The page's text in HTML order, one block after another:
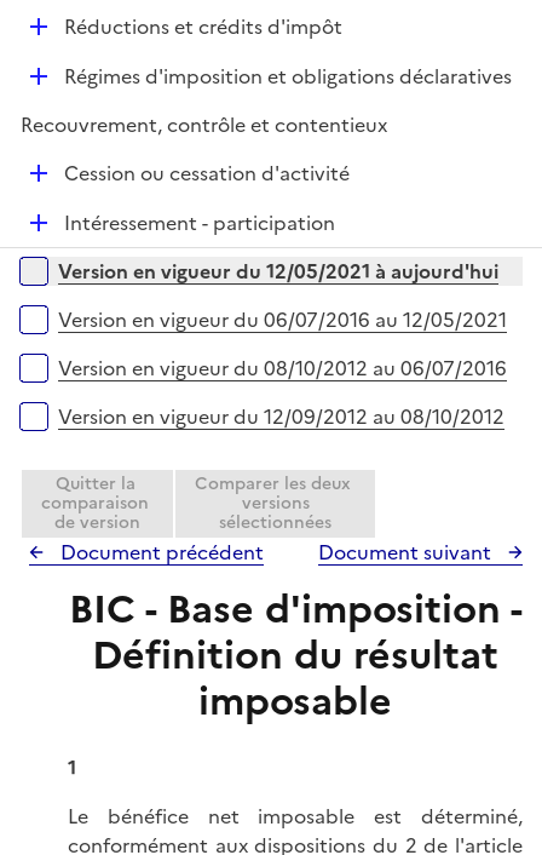
e
D
i
Réductions et crédits d'impôt
D
p
r
Régimes d'imposition et obligations déclaratives
Recouvrement, contrôle et contentieux
D
e
Cession ou cessation d'activité
D
é
p
e
Intéressement - participation
Versions sur la période
Version en vigueur du 12/05/2021 à aujourd'hui
Version en vigueur du 06/07/2016 au 12/05/2021
Version en vigueur du 08/10/2012 au 06/07/2016
Version en vigueur du 12/09/2012 au 08/10/2012
Quitter la
comparaison
de version
Comparer les deux
versions
sélectionnées
Document précédent Document suivant
BIC - Base d'imposition -
Définition du résultat
imposable
1
Le bénéfice net imposable est déterminé,
conformément aux dispositions du 2 de l'article